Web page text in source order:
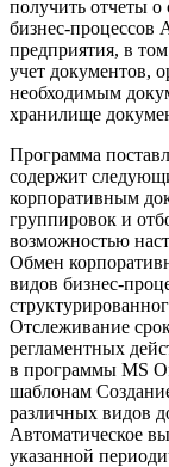
получить отчеты о
бизнес-процессов
предприятия, в
учет документов,
необходимым
хранилище
Программа
содержит
корпоративным
группировок и
возможностью
Обмен
видов бизнес-
Отслеживание
регламентных
в программы MS
шаблонам
различных видов
Автоматическое
указанной